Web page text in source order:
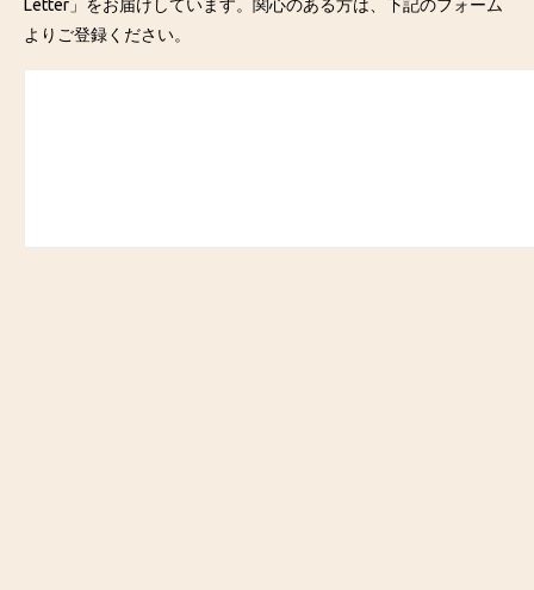
Letter」をお届けしています。関心のある方は、下記のフォーム
よりご登録ください。